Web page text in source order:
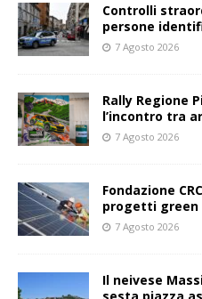
Controlli
persone
7 Agosto 2026
Rally Regione
l’incontro tra
7 Agosto 2026
Fondazione
progetti green
7 Agosto 2026
Il neivese